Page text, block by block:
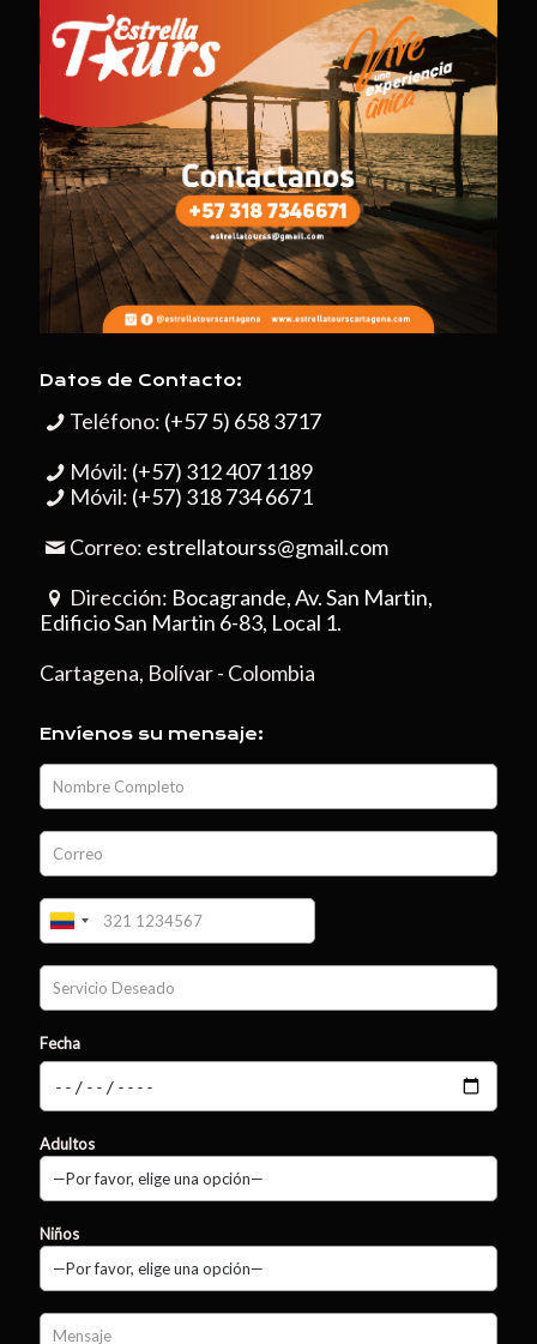
Datos de Contacto:
Teléfono: (+57 5) 658 3717
Móvil: (+57) 312 407 1189
Móvil: (+57) 318 734 6671
Correo: estrellatourss@gmail.com
Dirección: Bocagrande, Av. San Martin,
Edificio San Martin 6-83, Local 1.
Cartagena, Bolívar - Colombia
Envíenos su mensaje:
Fecha
Adultos
Niños